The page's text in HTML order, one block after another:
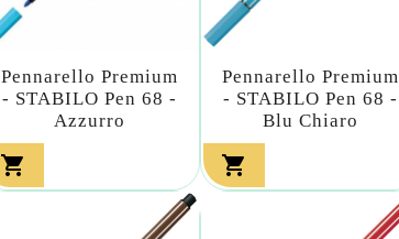
Pennarello Premium
- STABILO Pen 68 -
Azzurro

Pennarello Premium
- STABILO Pen 68 -
Blu Chiaro
